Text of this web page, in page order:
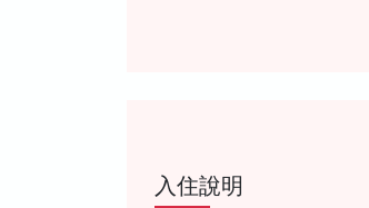
入住說明